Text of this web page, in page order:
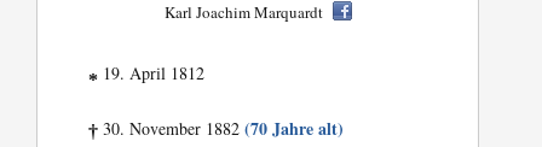
Karl Joachim Marquardt
* 19. April 1812
† 30. November 1882(70 Jahre alt)